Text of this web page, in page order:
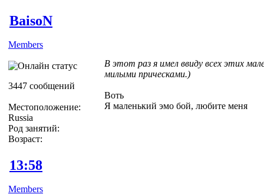
BaisoN
Members
3447 сообщений
Местоположение:
Russia
Род занятий:
Возраст:
В этот раз я имел ввиду всех этих
милыми прическами.)
Воть
Я маленький эмо бой, любите меня
13:58
Members